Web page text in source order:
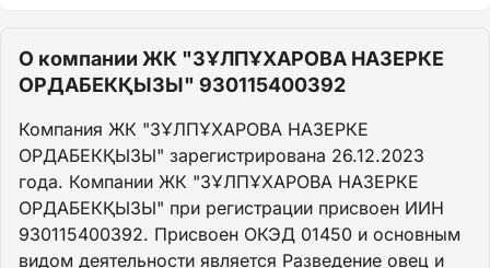
О компании ЖК "ЗҰЛПҰХАРОВА НАЗЕРКЕ
ОРДАБЕКҚЫЗЫ" 930115400392
Компания ЖК "ЗҰЛПҰХАРОВА НАЗЕРКЕ
ОРДАБЕКҚЫЗЫ" зарегистрирована 26.12.2023
года. Компании ЖК "ЗҰЛПҰХАРОВА НАЗЕРКЕ
ОРДАБЕКҚЫЗЫ" при регистрации присвоен ИИН
930115400392. Присвоен ОКЭД 01450 и основным
видом деятельности является Разведение овец и